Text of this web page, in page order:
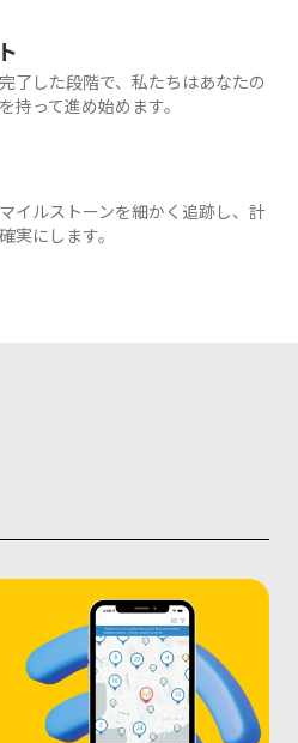
了した段階で、私たちはあなたの
持って進め始めます。
イルストーンを細かく追跡し、計
実にします。